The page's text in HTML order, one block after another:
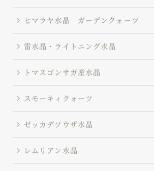
ヒマラヤ水晶 ガーデンクォーツ
雷水晶・ライトニング水晶
トマスゴンサガ産水晶
スモーキィクォーツ
ゼッカデソウザ水晶
レムリアン水晶